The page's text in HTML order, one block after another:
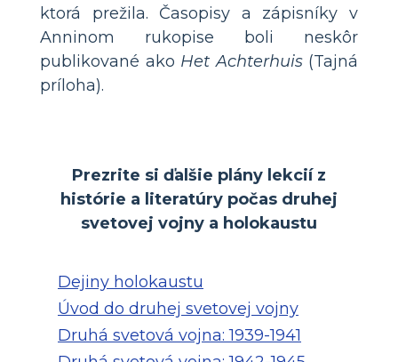
ktorá prežila. Časopisy a zápisníky v
Anninom rukopise boli neskôr
publikované ako Het Achterhuis(Tajná
príloha).
Prezrite si ďalšie plány lekcií z
histórie a literatúry počas druhej
svetovej vojny a holokaustu
Dejiny holokaustu
Úvod do druhej svetovej vojny
Druhá svetová vojna: 1939-1941